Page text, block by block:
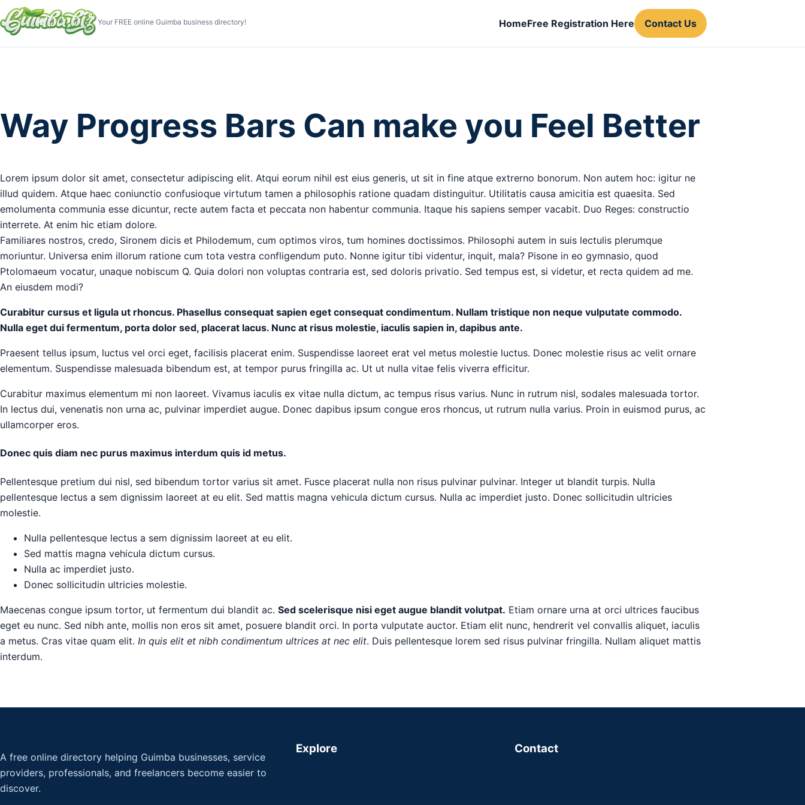
Your FREE online Guimba business directory! HomeFree Registration Here Contact Us
Way Progress Bars Can make you Feel Better
Lorem ipsum dolor sit amet, consectetur adipiscing elit. Atqui eorum nihil est eius generis, ut sit in fine atque extrerno bonorum. Non autem hoc: igitur ne
illud quidem. Atque haec coniunctio confusioque virtutum tamen a philosophis ratione quadam distinguitur. Utilitatis causa amicitia est quaesita. Sed
emolumenta communia esse dicuntur, recte autem facta et peccata non habentur communia. Itaque his sapiens semper vacabit. Duo Reges: constructio
interrete. At enim hic etiam dolore.
Familiares nostros, credo, Sironem dicis et Philodemum, cum optimos viros, tum homines doctissimos. Philosophi autem in suis lectulis plerumque
moriuntur. Universa enim illorum ratione cum tota vestra confligendum puto. Nonne igitur tibi videntur, inquit, mala? Pisone in eo gymnasio, quod
Ptolomaeum vocatur, unaque nobiscum Q. Quia dolori non voluptas contraria est, sed doloris privatio. Sed tempus est, si videtur, et recta quidem ad me.
An eiusdem modi?
Curabitur cursus et ligula ut rhoncus. Phasellus consequat sapien eget consequat condimentum. Nullam tristique non neque vulputate commodo.
Nulla eget dui fermentum, porta dolor sed, placerat lacus. Nunc at risus molestie, iaculis sapien in, dapibus ante.
Praesent tellus ipsum, luctus vel orci eget, facilisis placerat enim. Suspendisse laoreet erat vel metus molestie luctus. Donec molestie risus ac velit ornare
elementum. Suspendisse malesuada bibendum est, at tempor purus fringilla ac. Ut ut nulla vitae felis viverra efficitur.
Curabitur maximus elementum mi non laoreet. Vivamus iaculis ex vitae nulla dictum, ac tempus risus varius. Nunc in rutrum nisl, sodales malesuada tortor.
In lectus dui, venenatis non urna ac, pulvinar imperdiet augue. Donec dapibus ipsum congue eros rhoncus, ut rutrum nulla varius. Proin in euismod purus, ac
ullamcorper eros.
Donec quis diam nec purus maximus interdum quis id metus.
Pellentesque pretium dui nisl, sed bibendum tortor varius sit amet. Fusce placerat nulla non risus pulvinar pulvinar. Integer ut blandit turpis. Nulla
pellentesque lectus a sem dignissim laoreet at eu elit. Sed mattis magna vehicula dictum cursus. Nulla ac imperdiet justo. Donec sollicitudin ultricies
molestie.
Nulla pellentesque lectus a sem dignissim laoreet at eu elit.
Sed mattis magna vehicula dictum cursus.
Nulla ac imperdiet justo.
Donec sollicitudin ultricies molestie.
Maecenas congue ipsum tortor, ut fermentum dui blandit ac. Sed scelerisque nisi eget augue blandit volutpat. Etiam ornare urna at orci ultrices faucibus
eget eu nunc. Sed nibh ante, mollis non eros sit amet, posuere blandit orci. In porta vulputate auctor. Etiam elit nunc, hendrerit vel convallis aliquet, iaculis
a metus. Cras vitae quam elit. In quis elit et nibh condimentum ultrices at nec elit. Duis pellentesque lorem sed risus pulvinar fringilla. Nullam aliquet mattis
interdum.
A free online directory helping Guimba businesses, service
providers, professionals, and freelancers become easier to
discover.
Explore Contact